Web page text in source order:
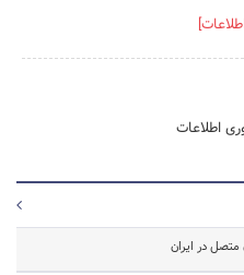
اطلاعات
در ایران